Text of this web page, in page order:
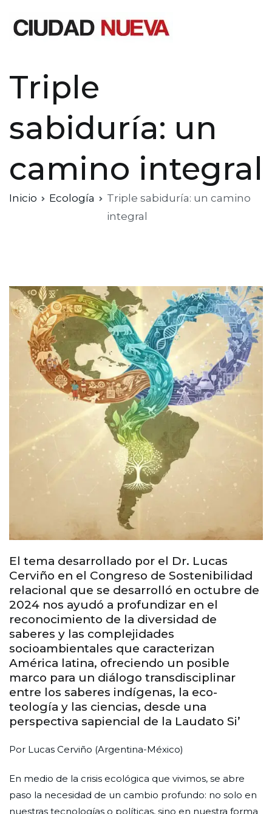
Triple
sabiduría: un
camino integral
Inicio Ecología
Triple sabiduría: un camino
integral
El tema desarrollado por el Dr. Lucas
Cerviño en el Congreso de Sostenibilidad
relacional que se desarrolló en octubre de
2024 nos ayudó a profundizar en el
reconocimiento de la diversidad de
saberes y las complejidades
socioambientales que caracterizan
América latina, ofreciendo un posible
marco para un diálogo transdisciplinar
entre los saberes indígenas, la eco-
teología y las ciencias, desde una
perspectiva sapiencial de la Laudato Si’
Por Lucas Cerviño (Argentina-México)
En medio de la crisis ecológica que vivimos, se abre
paso la necesidad de un cambio profundo: no solo en
nuestras tecnologías o políticas, sino en nuestra forma